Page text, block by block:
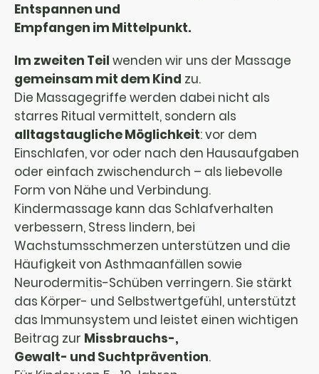
Entspannen und
Empfangen im Mittelpunkt.
Im zweiten Teil wenden wir uns der Massage
gemeinsam mit dem Kind zu.
Die Massagegriffe werden dabei nicht als
starres Ritual vermittelt, sondern als
alltagstaugliche Möglichkeit: vor dem
Einschlafen, vor oder nach den Hausaufgaben
oder einfach zwischendurch – als liebevolle
Form von Nähe und Verbindung.
Kindermassage kann das Schlafverhalten
verbessern, Stress lindern, bei
Wachstumsschmerzen unterstützen und die
Häufigkeit von Asthmaanfällen sowie
Neurodermitis-Schüben verringern. Sie stärkt
das Körper- und Selbstwertgefühl, unterstützt
das Immunsystem und leistet einen wichtigen
Beitrag zur Missbrauchs-,
Gewalt- und Suchtprävention.